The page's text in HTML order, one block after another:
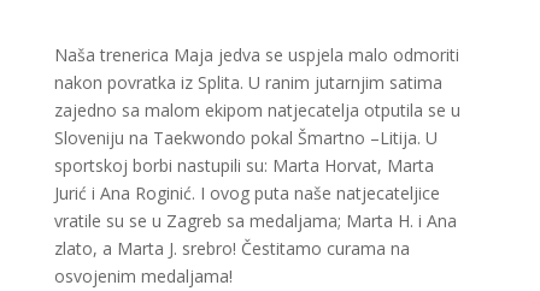
Naša trenerica Maja jedva se uspjela malo odmoriti
nakon povratka iz Splita. U ranim jutarnjim satima
zajedno sa malom ekipom natjecatelja otputila se u
Sloveniju na Taekwondo pokal Šmartno –Litija. U
sportskoj borbi nastupili su: Marta Horvat, Marta
Jurić i Ana Roginić. I ovog puta naše natjecateljice
vratile su se u Zagreb sa medaljama; Marta H. i Ana
zlato, a Marta J. srebro! Čestitamo curama na
osvojenim medaljama!